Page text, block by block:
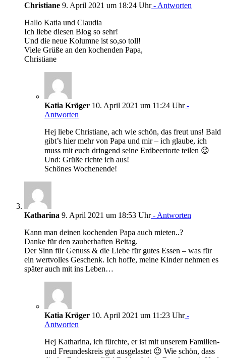
Christiane 9. April 2021 um 18:24 Uhr- Antworten
Hallo Katia und Claudia
Ich liebe diesen Blog so sehr!
Und die neue Kolumne ist so,so toll!
Viele Grüße an den kochenden Papa,
Christiane
Katia Kröger 10. April 2021 um 11:24 Uhr-
Antworten
Hej liebe Christiane, ach wie schön, das freut uns! Bald
gibt’s hier mehr von Papa und mir – ich glaube, ich
muss mit euch dringend seine Erdbeertorte teilen 😉
Und: Grüße richte ich aus!
Schönes Wochenende!
Katharina 9. April 2021 um 18:53 Uhr- Antworten
Kann man deinen kochenden Papa auch mieten..?
Danke für den zauberhaften Beitag.
Der Sinn für Genuss & die Liebe für gutes Essen – was für
ein wertvolles Geschenk. Ich hoffe, meine Kinder nehmen es
später auch mit ins Leben…
Katia Kröger 10. April 2021 um 11:23 Uhr-
Antworten
Hej Katharina, ich fürchte, er ist mit unserem Familien-
und Freundeskreis gut ausgelastet 😉 Wie schön, dass